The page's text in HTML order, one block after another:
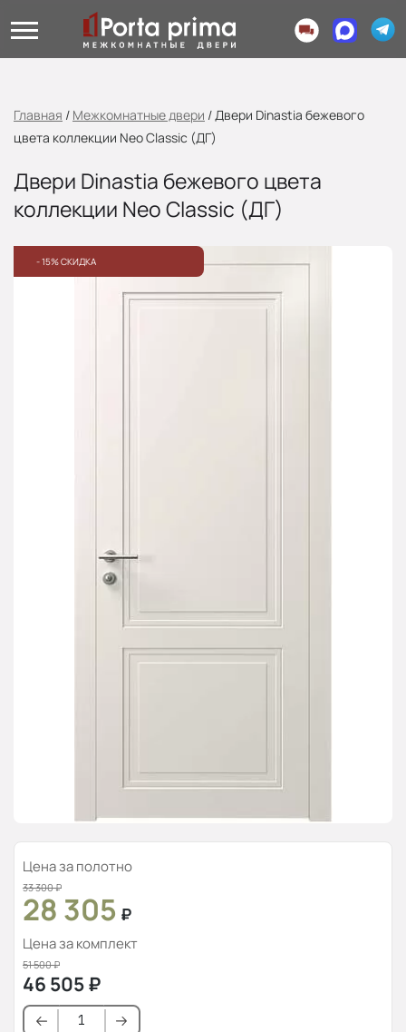
Главная / Межкомнатные двери /Двери Dinastia бежевого
цвета коллекции Neo Classic (ДГ)
Двери Dinastia бежевого цвета
коллекции Neo Classic (ДГ)
- 15% СКИДКА
Цена за полотно
33 300₽
28 305 ₽
Цена за комплект
51 500₽
46 505₽